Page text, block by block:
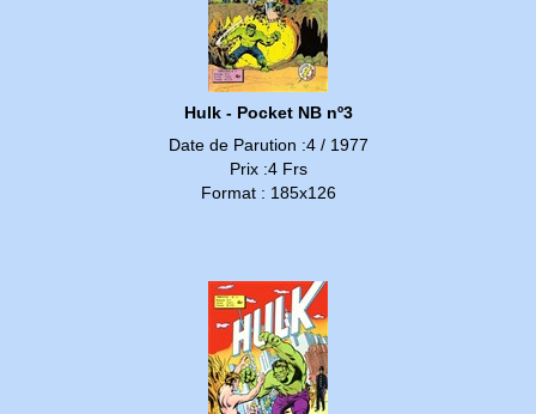
Hulk - Pocket NB nº3
Date de Parution :4 / 1977
Prix :4 Frs
Format : 185x126